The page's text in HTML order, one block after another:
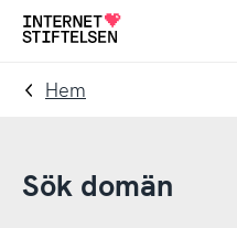
Till
navigering
Till
innehåll
Till
Hem
Sök domän